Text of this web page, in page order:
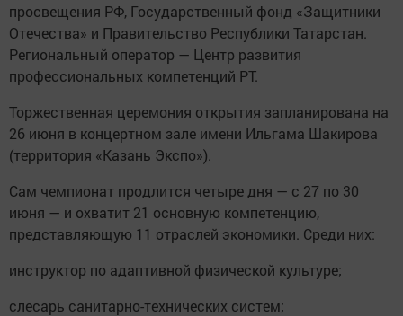
просвещения РФ, Государственный фонд «Защитники
Отечества» и Правительство Республики Татарстан.
Региональный оператор — Центр развития
профессиональных компетенций РТ.
Торжественная церемония открытия запланирована на
26 июня в концертном зале имени Ильгама Шакирова
(территория «Казань Экспо»).
Сам чемпионат продлится четыре дня — с 27 по 30
июня — и охватит 21 основную компетенцию,
представляющую 11 отраслей экономики. Среди них:
инструктор по адаптивной физической культуре;
слесарь санитарно-технических систем;